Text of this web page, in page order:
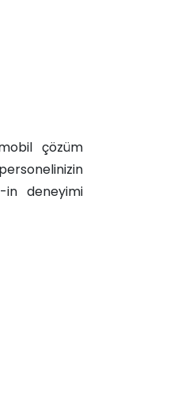
çözüm
in deneyimi